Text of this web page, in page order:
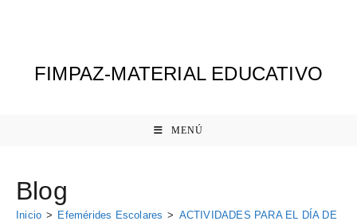
FIMPAZ-MATERIAL EDUCATIVO
MENÚ
Blog
Inicio > Efemérides Escolares > ACTIVIDADES PARA EL DÍA DE